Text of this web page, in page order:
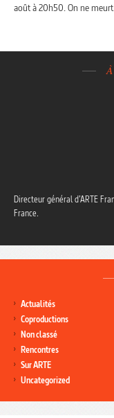
août à 20h50. On ne
Directeur général d’ARTE
France.
Actualités
Coproductions
Non classé
Rencontres
Sur ARTE
Uncategorized